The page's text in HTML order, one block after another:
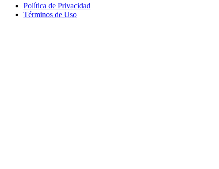
Política de Privacidad
Términos de Uso